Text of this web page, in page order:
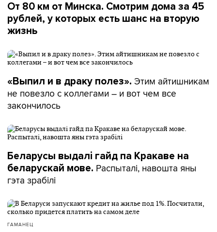
От 80 км от Минска. Смотрим дома за 45
рублей, у которых есть шанс на вторую
жизнь
«Выпил и в драку полез». Этим айтишникам
не повезло с коллегами – и вот чем все
закончилось
Беларусы выдалі гайд па Кракаве на
беларускай мове. Распыталі, навошта яны
гэта зрабілі
ГАМАНЕЦ